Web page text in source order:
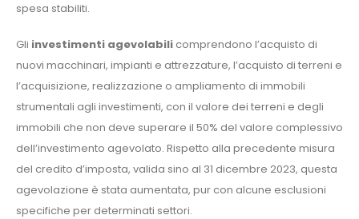
spesa stabiliti.
Gli investimenti agevolabili comprendono l’acquisto di
nuovi macchinari, impianti e attrezzature, l’acquisto di terreni e
l’acquisizione, realizzazione o ampliamento di immobili
strumentali agli investimenti, con il valore dei terreni e degli
immobili che non deve superare il 50% del valore complessivo
dell’investimento agevolato. Rispetto alla precedente misura
del credito d’imposta, valida sino al 31 dicembre 2023, questa
agevolazione è stata aumentata, pur con alcune esclusioni
specifiche per determinati settori.